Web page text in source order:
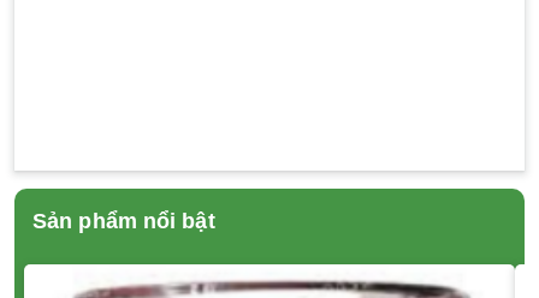
Sản phẩm nổi bật